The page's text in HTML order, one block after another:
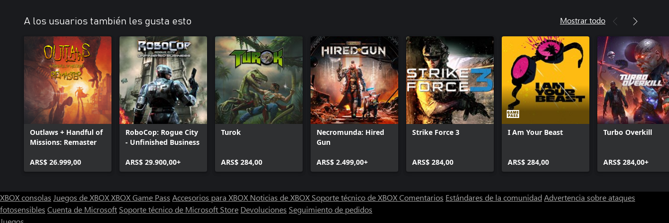
A los usuarios también les gusta esto Mostrar todo
Outlaws + Handful of
Missions: Remaster
ARS$ 26.999,00
RoboCop: Rogue City
- Unfinished Business
ARS$ 29.900,00+
Turok
ARS$ 284,00
Necromunda: Hired
Gun
ARS$ 2.499,00+
Strike Force 3
ARS$ 284,00
I Am Your Beast
ARS$ 284,00
Turbo Overkill
ARS$ 284,00+
XBOX consolas Juegos de XBOXXBOX Game Pass Accesorios para XBOX Noticias de XBOX Soporte técnico de XBOXComentarios Estándares de la comunidad Advertencia sobre ataques
fotosensibles Cuenta de Microsoft Soporte técnico de Microsoft Store Devoluciones Seguimiento de pedidos